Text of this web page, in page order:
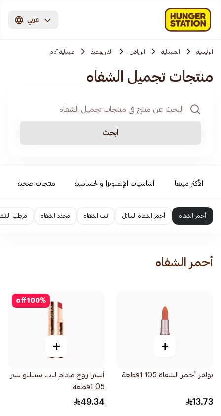
عربي
الرئيسية الصيدلية الرياض الدريهمية صيدلية آدم
منتجات تجميل الشفاه
ابحث
الأكثر مبيعا أساسيات الإنفلونزا والحساسية منتجات صحية
أحمر الشفاه أحمر الشفاه السائل تنت الشفاه محدد الشفاه مرطب
أحمر الشفاه
+
بولفر أحمر الشفاة 105 1قطعة
13.73
100%
off
+
أسترا روج مادام ليب ستيللو شير
05 1قطعة
49.34